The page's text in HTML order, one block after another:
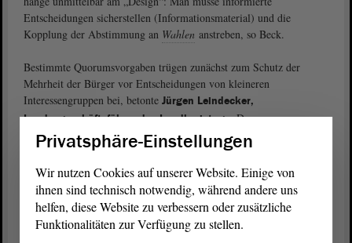
Entscheidungen sicherstellen (Informationsmaterial) und die
Kopplung der Abstimmung an Wahlen anstreben, so Beck.
Bestimmte Quorumsvorgaben trügen zunächst zum Schutz der
Mehrheit der Bürger vor Entscheidungen von kleineren
Interessengruppen bei, betonte Jürgen Leindecker,
Landesgeschäftsführer des Landkreistags. Das
Gemeinwohlinteresse dürfe man nicht aus dem Blick verlieren. Es
sei nicht zwingend erforderlich, die Quoren zu senken, denn es gebe
doch viele Möglichkeiten für eine sehr tiefgehende Mitarbeit durch
die Bürgerinnen und Bürger – beispielsweise mehrstufige
Anhörungen/Bürgerbefragungen bei kommunalen Entscheidungen.
Im Anschluss an die Einbringungen der Experten hatten die
Privatsphäre-Einstellungen
Wir nutzen Cookies auf unserer Website. Einige von
ihnen sind technisch notwendig, während andere uns
helfen, diese Website zu verbessern oder zusätzliche
Funktionalitäten zur Verfügung zu stellen.